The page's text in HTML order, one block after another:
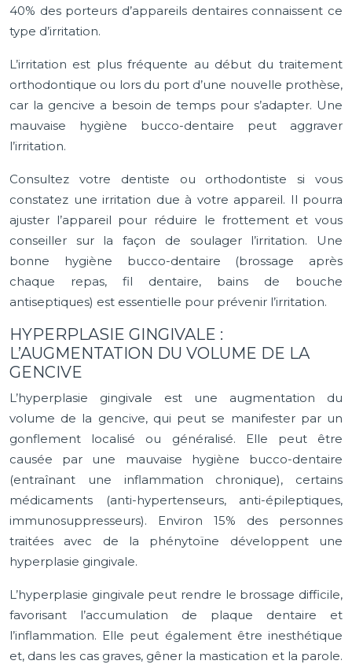
40% des porteurs d’appareils dentaires connaissent ce
type d’irritation.
L’irritation est plus fréquente au début du traitement
orthodontique ou lors du port d’une nouvelle prothèse,
car la gencive a besoin de temps pour s’adapter. Une
mauvaise hygiène bucco-dentaire peut aggraver
l’irritation.
Consultez votre dentiste ou orthodontiste si vous
constatez une irritation due à votre appareil. Il pourra
ajuster l’appareil pour réduire le frottement et vous
conseiller sur la façon de soulager l’irritation. Une
bonne hygiène bucco-dentaire (brossage après
chaque repas, fil dentaire, bains de bouche
antiseptiques) est essentielle pour prévenir l’irritation.
HYPERPLASIE GINGIVALE :
L’AUGMENTATION DU VOLUME DE LA
GENCIVE
L’hyperplasie gingivale est une augmentation du
volume de la gencive, qui peut se manifester par un
gonflement localisé ou généralisé. Elle peut être
causée par une mauvaise hygiène bucco-dentaire
(entraînant une inflammation chronique), certains
médicaments (anti-hypertenseurs, anti-épileptiques,
immunosuppresseurs). Environ 15% des personnes
traitées avec de la phénytoïne développent une
hyperplasie gingivale.
L’hyperplasie gingivale peut rendre le brossage difficile,
favorisant l’accumulation de plaque dentaire et
l’inflammation. Elle peut également être inesthétique
et, dans les cas graves, gêner la mastication et la parole.